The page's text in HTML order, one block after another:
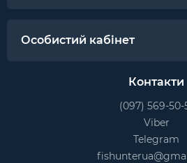
Особистий кабінет
Контакти
(097) 569-50-
Viber
Telegram